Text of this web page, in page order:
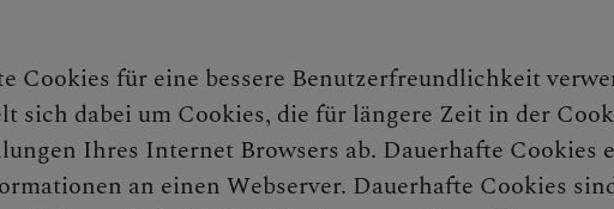
Cookies für eine bessere Benutzerfreundlichkeit
sich dabei um Cookies, die für längere Zeit in der
Ihres Internet Browsers ab. Dauerhafte Cookies
an einen Webserver. Dauerhafte Cookies